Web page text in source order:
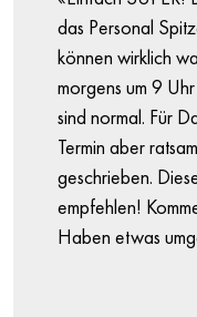
das Personal
können wirklich
morgens um 9
sind normal. Für
Termin aber
geschrieben.
empfehlen!
Haben etwas